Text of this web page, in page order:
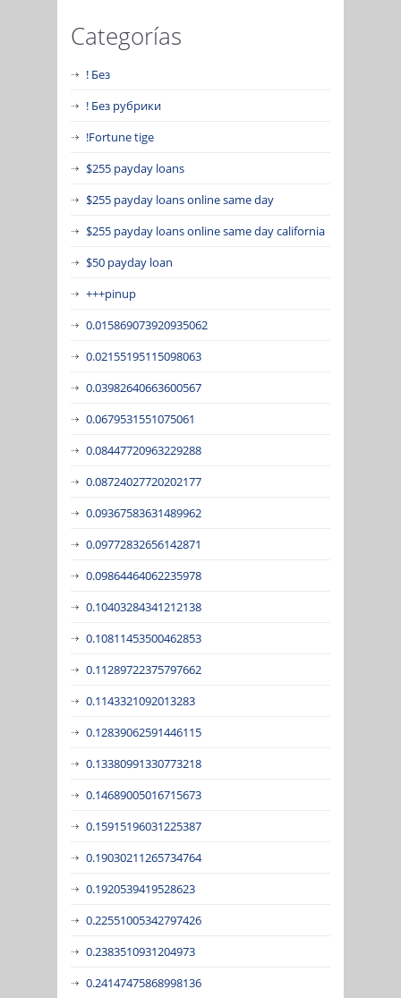
Categorías
! Без
! Без рубрики
!Fortune tige
$255 payday loans
$255 payday loans online same day
$255 payday loans online same day california
$50 payday loan
+++pinup
0.015869073920935062
0.02155195115098063
0.03982640663600567
0.0679531551075061
0.08447720963229288
0.08724027720202177
0.09367583631489962
0.09772832656142871
0.09864464062235978
0.10403284341212138
0.10811453500462853
0.11289722375797662
0.1143321092013283
0.12839062591446115
0.13380991330773218
0.14689005016715673
0.15915196031225387
0.19030211265734764
0.1920539419528623
0.22551005342797426
0.2383510931204973
0.24147475868998136